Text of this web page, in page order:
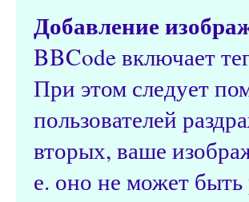
Добавление
BBCode включает
При этом следует
пользователей
вторых, ваше
е. оно не может